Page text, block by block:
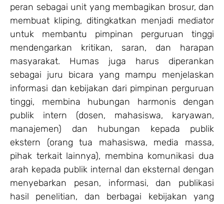
peran sebagai unit yang membagikan brosur, dan
membuat kliping, ditingkatkan menjadi mediator
untuk membantu pimpinan perguruan tinggi
mendengarkan kritikan, saran, dan harapan
masyarakat. Humas juga harus diperankan
sebagai juru bicara yang mampu menjelaskan
informasi dan kebijakan dari pimpinan perguruan
tinggi, membina hubungan harmonis dengan
publik intern (dosen, mahasiswa, karyawan,
manajemen) dan hubungan kepada publik
ekstern (orang tua mahasiswa, media massa,
pihak terkait lainnya), membina komunikasi dua
arah kepada publik internal dan eksternal dengan
menyebarkan pesan, informasi, dan publikasi
hasil penelitian, dan berbagai kebijakan yang